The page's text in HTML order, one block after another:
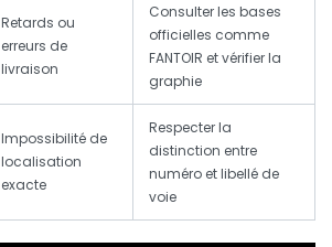
Retards ou
erreurs de
livraison
Consulter les bases
officielles comme
FANTOIR et vérifier la
graphie
Impossibilité de
localisation
exacte
Respecter la
distinction entre
numéro et libellé de
voie